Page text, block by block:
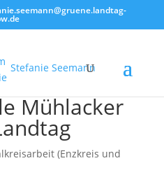
Stefanie Seemann
Mühlacker
(Enzkreis und